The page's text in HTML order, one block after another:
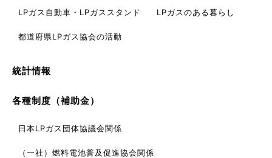
LPガス自動車・ LPガススタンド LPガスのある暮らし
都道府県LPガス協会の活動
統計情報
各種制度（補助金）
日本LPガス団体協議会関係
（一社）燃料電池普及促進協会関係